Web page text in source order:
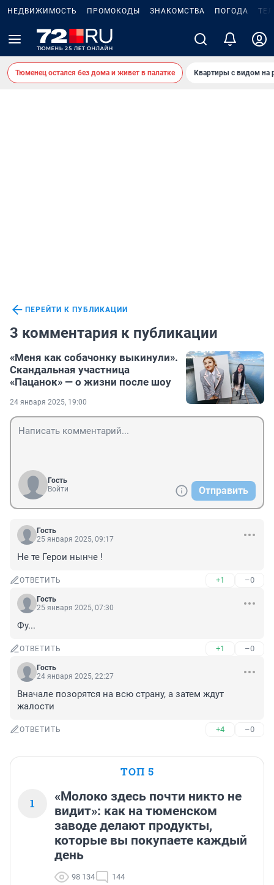
НЕДВИЖИМОСТЬ ПРОМОКОДЫ ЗНАКОМСТВА ПОГОДА
Тюменец остался без дома и живет в палатке Квартиры с видом на
ПЕРЕЙТИ К ПУБЛИКАЦИИ
3 комментария к публикации
«Меня как собачонку выкинули».
Скандальная участница
«Пацанок» — о жизни после шоу
24 января 2025, 19:00
Гость
Войти
Отправить
Гость
25 января 2025, 09:17
Не те Герои нынче !
ОТВЕТИТЬ +1 –0
Гость
25 января 2025, 07:30
Фу...
ОТВЕТИТЬ +1 –0
Гость
24 января 2025, 22:27
Вначале позорятся на всю страну, а затем ждут
жалости
ОТВЕТИТЬ +4 –0
ТОП 5
1
«Молоко здесь почти никто не
видит»: как на тюменском
заводе делают продукты,
которые вы покупаете каждый
день
98 134 144